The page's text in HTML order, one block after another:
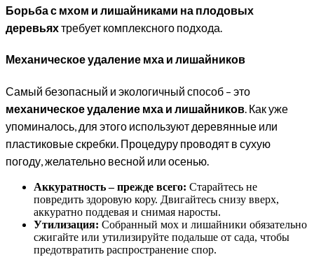
Борьба с мхом и лишайниками на плодовых
деревьяхтребует комплексного подхода.
Механическое удаление мха и лишайников
Самый безопасный и экологичный способ – это
механическое удаление мха и лишайников. Как уже
упоминалось, для этого используют деревянные или
пластиковые скребки. Процедуру проводят в сухую
погоду, желательно весной или осенью.
Аккуратность – прежде всего: Старайтесь не
повредить здоровую кору. Двигайтесь снизу вверх,
аккуратно поддевая и снимая наросты.
Утилизация: Собранный мох и лишайники обязательно
сжигайте или утилизируйте подальше от сада, чтобы
предотвратить распространение спор.